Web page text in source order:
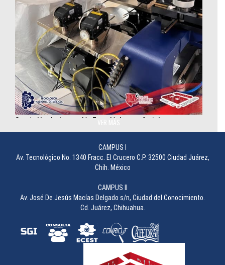
Cuarto Limpio: Innovación Tecnológica que fortalece
investigación en semiconductores
Concurso de Carteles durante la 49 Semana Académica
CAMPUS I
Av. Tecnológico No. 1340 Fracc. El Crucero C.P. 32500 Ciudad Juárez,
Chih. México
CAMPUS II
Av. José De Jesús Macías Delgado s/n, Ciudad del Conocimiento.
Cd. Juárez, Chihuahua.